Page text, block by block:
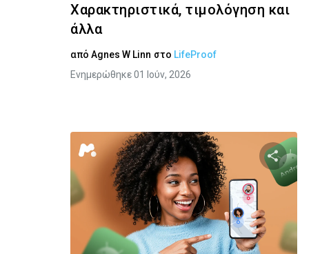
Χαρακτηριστικά, τιμολόγηση και
άλλα
απόAgnes W Linn στο LifeProof
Ενημερώθηκε 01 Ιούν, 2026
Twitter